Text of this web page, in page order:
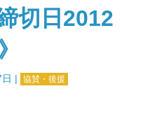
切日2012
| 協賛・後援